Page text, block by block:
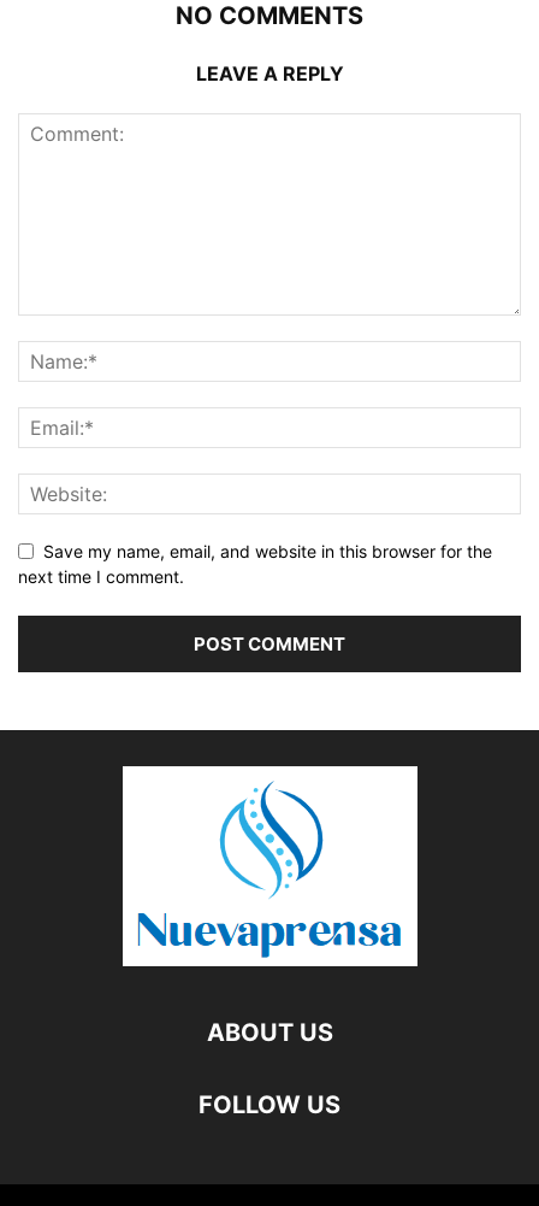
NO COMMENTS
LEAVE A REPLY
Save my name, email, and website in this browser for the
next time I comment.
ABOUT US
FOLLOW US